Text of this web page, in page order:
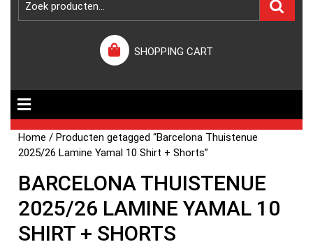
SHOPPING CART
Home / Producten getagged “Barcelona Thuistenue
2025/26 Lamine Yamal 10 Shirt + Shorts”
BARCELONA THUISTENUE
2025/26 LAMINE YAMAL 10
SHIRT + SHORTS